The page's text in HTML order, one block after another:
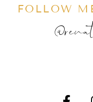
FOLLOW